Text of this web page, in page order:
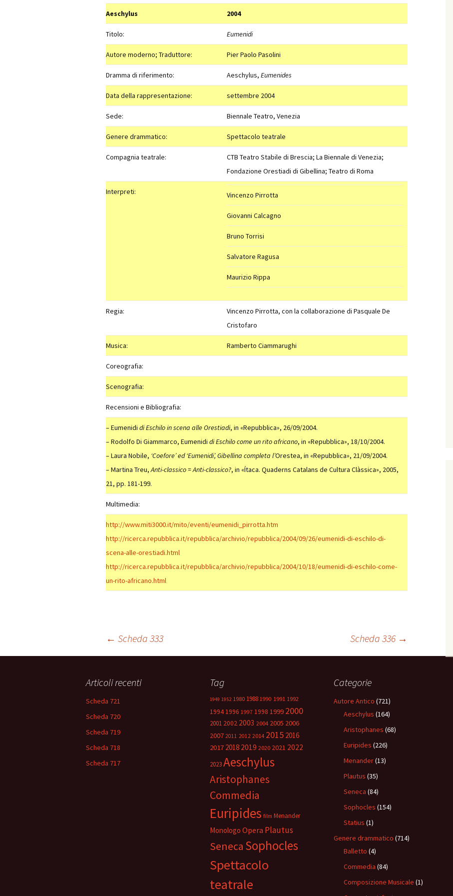
Aeschylus 2004
Titolo: Eumenidi
Autore moderno; Traduttore: Pier Paolo Pasolini
Dramma di riferimento: Aeschylus, Eumenides
Data della rappresentazione: settembre 2004
Sede: Biennale Teatro, Venezia
Genere drammatico: Spettacolo teatrale
Compagnia teatrale:
CTB Teatro Stabile di Brescia; La Biennale di Venezia;
Fondazione Orestiadi di Gibellina; Teatro di Roma
Interpreti: Vincenzo Pirrotta
Giovanni Calcagno
Bruno Torrisi
Salvatore Ragusa
Maurizio Rippa
Regia:
Vincenzo Pirrotta, con la collaborazione di Pasquale De
Cristofaro
Musica: Ramberto Ciammarughi
Coreografia:
Scenografia:
Recensioni e Bibliografia:
– Eumenidi di Eschilo in scena alle Orestiadi, in «Repubblica», 26/09/2004.
– Rodolfo Di Giammarco, Eumenidi di Eschilo come un rito africano, in «Repubblica», 18/10/2004.
– Laura Nobile, ‘Coefore’ ed ‘Eumenidi’, Gibellina completa l’Orestea, in «Repubblica», 21/09/2004.
– Martina Treu,Anti-classico = Anti-classico?, in «Ítaca. Quaderns Catalans de Cultura Clàssica», 2005,
21, pp. 181-199.
Multimedia:
http://www.miti3000.it/mito/eventi/eumenidi_pirrotta.htm
http://ricerca.repubblica.it/repubblica/archivio/repubblica/2004/09/26/eumenidi-di-eschilo-di-
scena-alle-orestiadi.html
http://ricerca.repubblica.it/repubblica/archivio/repubblica/2004/10/18/eumenidi-di-eschilo-come-
un-rito-africano.html
Navigazione
articolo
← Scheda 333 Scheda 336 →
Articoli recenti
Scheda 721
Scheda 720
Scheda 719
Scheda 718
Scheda 717
Tag
1949 1952 1980 1988 1990 1991 1992
1994 1996 1997 1998 1999 2000
2001 2002 2003 2004 2005 2006
2007 2011 2012 2014 2015 2016
2017 2018 2019 2020 2021 2022
2023Aeschylus
Aristophanes
Commedia
Euripides film Menander
Monologo Opera Plautus
Seneca Sophocles
Spettacolo
teatrale
Categorie
Autore Antico (721)
Aeschylus (164)
Aristophanes (68)
Euripides (226)
Menander(13)
Plautus (35)
Seneca (84)
Sophocles (154)
Statius (1)
Genere drammatico (714)
Balletto (4)
Commedia (84)
Composizione Musicale (1)